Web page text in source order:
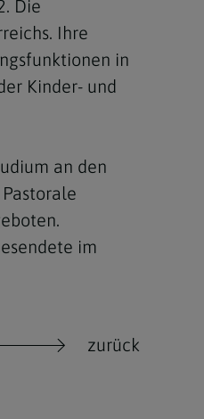
Die
Ihre
in
Kinder- und
an den
im
zurück